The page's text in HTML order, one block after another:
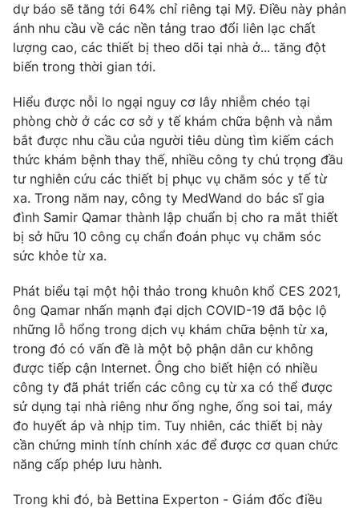
Thị trường
Tư vấn
Lịch phát sóng
Chuyên mục khác
Emagazine Podcast
Photo Infographic
Video Shorts video
VTV Money VTV Thể thao
VTV Sức khoẻ Bất động sản
Thị trường 24h Tấm lòng Việt
VTV4 Vươn mình bằng AI
VTV9 VTV8
Liên hệ tòa soạn
dự báo sẽ tăng tới 64% chỉ riêng tại Mỹ. Điều này phản
ánh nhu cầu về các nền tảng trao đổi liên lạc chất
lượng cao, các thiết bị theo dõi tại nhà ở... tăng đột
biến trong thời gian tới.
Hiểu được nỗi lo ngại nguy cơ lây nhiễm chéo tại
phòng chờ ở các cơ sở y tế khám chữa bệnh và nắm
bắt được nhu cầu của người tiêu dùng tìm kiếm cách
thức khám bệnh thay thế, nhiều công ty chú trọng đầu
tư nghiên cứu các thiết bị phục vụ chăm sóc y tế từ
xa. Trong năm nay, công ty MedWand do bác sĩ gia
đình Samir Qamar thành lập chuẩn bị cho ra mắt thiết
bị sở hữu 10 công cụ chẩn đoán phục vụ chăm sóc
sức khỏe từ xa.
Phát biểu tại một hội thảo trong khuôn khổ CES 2021,
ông Qamar nhấn mạnh đại dịch COVID-19 đã bộc lộ
những lỗ hổng trong dịch vụ khám chữa bệnh từ xa,
trong đó có vấn đề là một bộ phận dân cư không
được tiếp cận Internet. Ông cho biết hiện có nhiều
công ty đã phát triển các công cụ từ xa có thể được
sử dụng tại nhà riêng như ống nghe, ống soi tai, máy
đo huyết áp và nhịp tim. Tuy nhiên, các thiết bị này
cần chứng minh tính chính xác để được cơ quan chức
năng cấp phép lưu hành.
Trong khi đó, bà Bettina Experton - Giám đốc điều